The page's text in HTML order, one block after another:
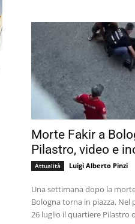
Morte Fakir a
Pilastro, video e
Attualità Luigi Alberto Pinzi
Una settimana dopo la
Bologna torna in piazza. Nel
26 luglio il quartiere Pilastro